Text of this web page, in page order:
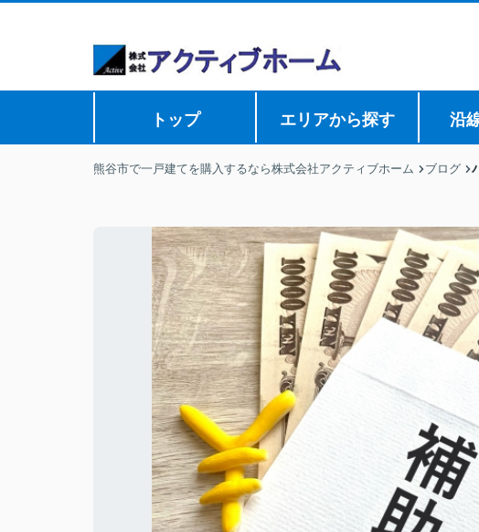
トップ エリアから探す 沿
熊谷市で一戸建てを購入するなら株式会社アクティブホーム ブログ